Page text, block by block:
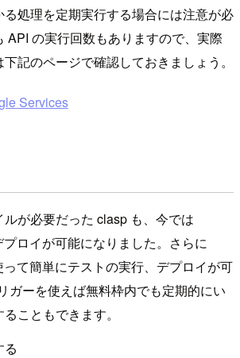
処理を定期実行する場合には注意が必
API の実行回数もありますので、実際
記のページで確認しておきましょう。
Services
が必要だった clasp も、今では
ロイが可能になりました。さらに
て簡単にテストの実行、デプロイが可
ガーを使えば無料枠内でも定期的にい
こともできます。
る